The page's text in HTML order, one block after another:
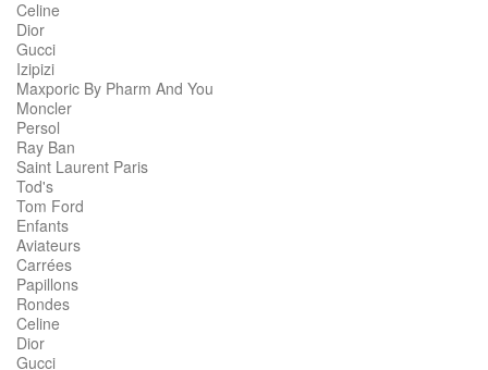
Celine
Dior
Gucci
Izipizi
Maxporic By Pharm And You
Moncler
Persol
Ray Ban
Saint Laurent Paris
Tod's
Tom Ford
Enfants
Aviateurs
Carrées
Papillons
Rondes
Celine
Dior
Gucci